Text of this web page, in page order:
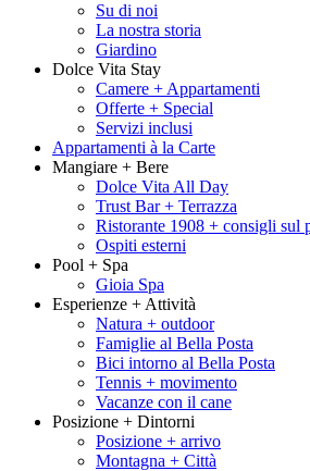
Su di noi
La nostra storia
Giardino
Dolce Vita Stay
Camere + Appartamenti
Offerte + Special
Servizi inclusi
Appartamenti à la Carte
Mangiare + Bere
Dolce Vita All Day
Trust Bar + Terrazza
Ristorante 1908 + consigli sul
Ospiti esterni
Pool + Spa
Gioia Spa
Esperienze + Attività
Natura + outdoor
Famiglie al Bella Posta
Bici intorno al Bella Posta
Tennis + movimento
Vacanze con il cane
Posizione + Dintorni
Posizione + arrivo
Montagna + Città